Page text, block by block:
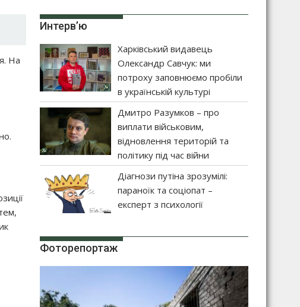
На
Интерв’ю
Харківський видавець
Олександр Савчук: ми
потроху заповнюємо пробіли
в українській культурі
Дмитро Разумков – про
виплати військовим,
відновлення територій та
політику під час війни
Діагнози путіна зрозумілі:
параноїк та соціопат –
експерт з психології
Фоторепортаж